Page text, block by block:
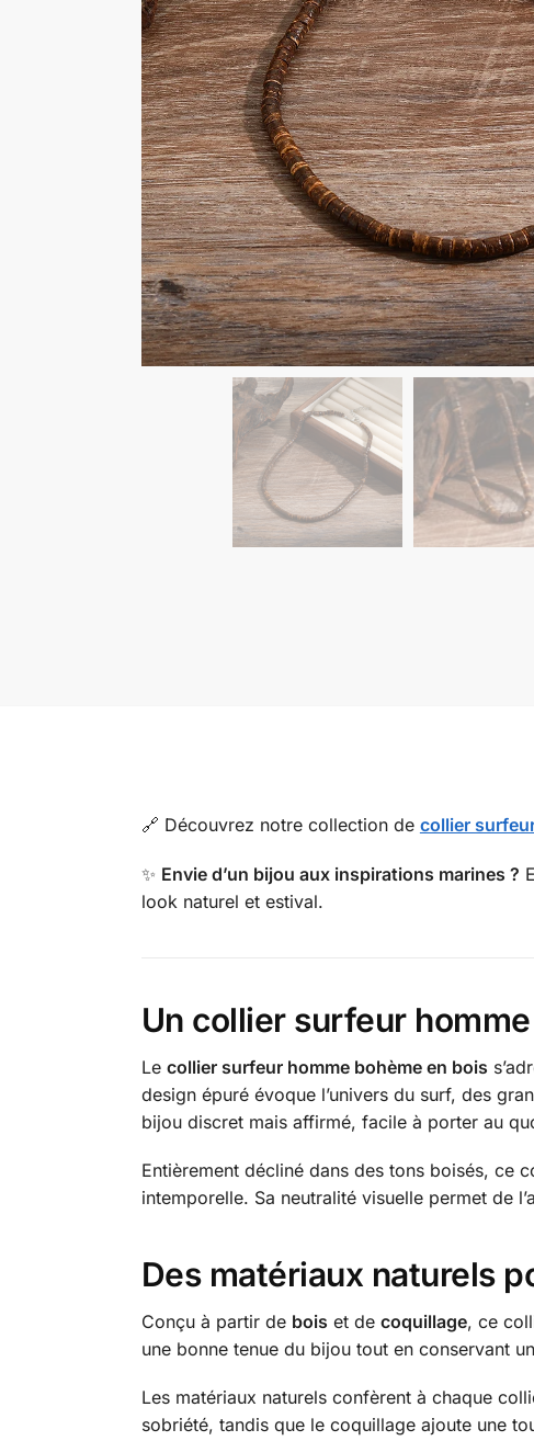
🔗 Découvrez notre collection de collier
✨ Envie d’un bijou aux inspirations marines ?
look naturel et estival.
Un collier surfeur
Le collier surfeur homme bohème en bois
design épuré évoque l’univers du surf, des
bijou discret mais affirmé, facile à porter au
Entièrement décliné dans des tons boisés, ce
intemporelle. Sa neutralité visuelle permet de
Des matériaux naturels
Conçu à partir de bois et de coquillage, ce
une bonne tenue du bijou tout en conservant
Les matériaux naturels confèrent à chaque
sobriété, tandis que le coquillage ajoute une